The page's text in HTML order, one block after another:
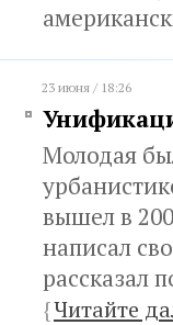
23 июня / 18:26
Молодая
вышел в
написал
рассказал
{Читайте